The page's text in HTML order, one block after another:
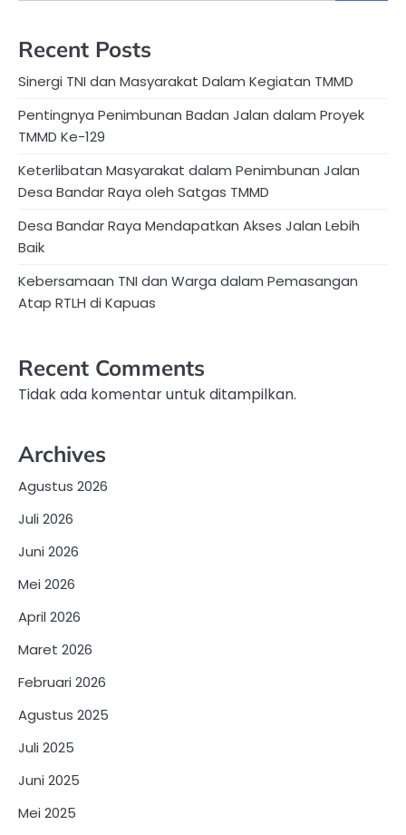
Recent Posts
Sinergi TNI dan Masyarakat Dalam Kegiatan TMMD
Pentingnya Penimbunan Badan Jalan dalam Proyek
TMMD Ke-129
Keterlibatan Masyarakat dalam Penimbunan Jalan
Desa Bandar Raya oleh Satgas TMMD
Desa Bandar Raya Mendapatkan Akses Jalan Lebih
Baik
Kebersamaan TNI dan Warga dalam Pemasangan
Atap RTLH di Kapuas
Recent Comments
Tidak ada komentar untuk ditampilkan.
Archives
Agustus 2026
Juli 2026
Juni 2026
Mei 2026
April 2026
Maret 2026
Februari 2026
Agustus 2025
Juli 2025
Juni 2025
Mei 2025